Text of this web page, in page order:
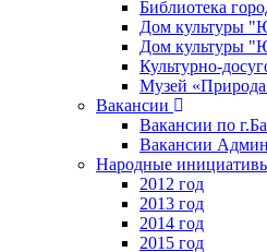
Библиотека
Дом культуры
Дом культуры
Культурно-
Музей
Вакансии
Вакансии по
Вакансии
Народные
2012 год
2013 год
2014 год
2015 год